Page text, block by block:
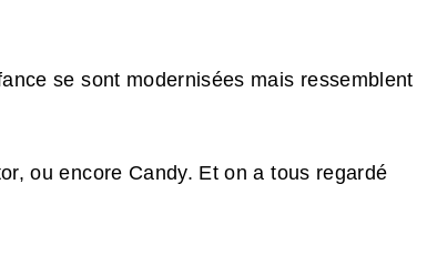
se sont modernisées mais ressemblent
ou encore Candy. Et on a tous regardé